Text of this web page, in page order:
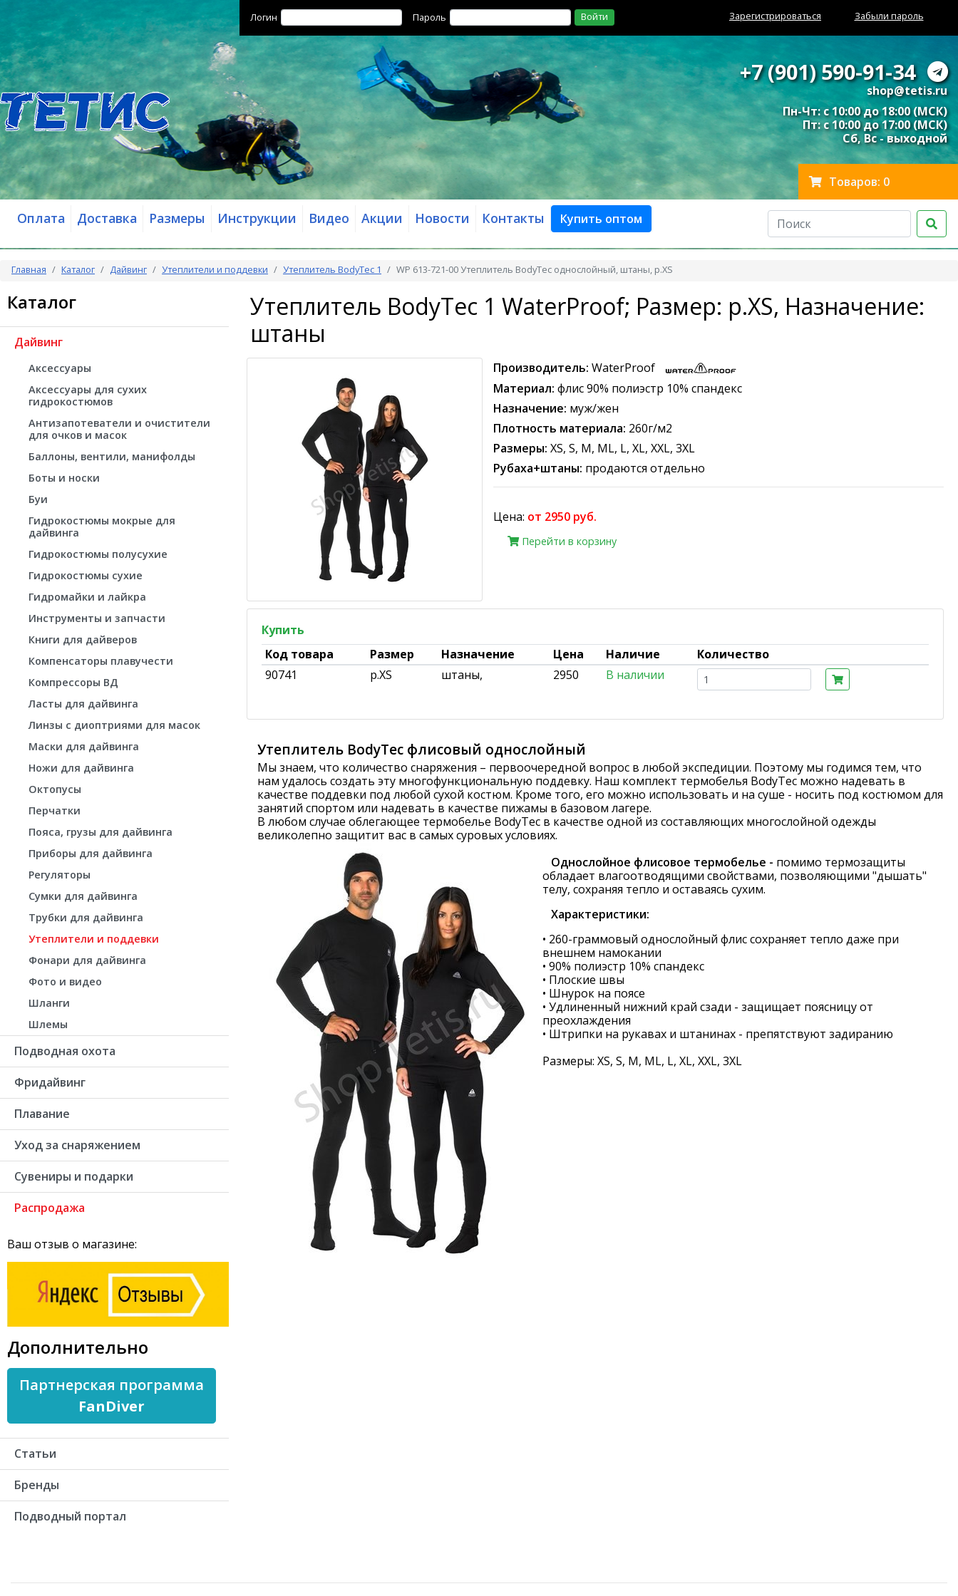
Логин Пароль Войти Зарегистрироваться Забыли пароль
+7 (901) 590-91-34
shop@tetis.ru
Пн-Чт: с 10:00 до 18:00 (МСК)
Пт: с 10:00 до 17:00 (МСК)
Сб, Вс - выходной
Товаров: 0
Оплата Доставка Размеры Инструкции Видео Акции Новости Контакты Купить оптом
Главная Каталог Дайвинг Утеплители и поддевки Утеплитель BodyTec 1 WP 613-721-00 Утеплитель BodyTec однослойный, штаны, р.XS
Каталог
Дайвинг
Аксессуары
Аксессуары для сухих
гидрокостюмов
Антизапотеватели и очистители
для очков и масок
Баллоны, вентили, манифолды
Боты и носки
Буи
Гидрокостюмы мокрые для
дайвинга
Гидрокостюмы полусухие
Гидрокостюмы сухие
Гидромайки и лайкра
Инструменты и запчасти
Книги для дайверов
Компенсаторы плавучести
Компрессоры ВД
Ласты для дайвинга
Линзы с диоптриями для масок
Маски для дайвинга
Ножи для дайвинга
Октопусы
Перчатки
Пояса, грузы для дайвинга
Приборы для дайвинга
Регуляторы
Сумки для дайвинга
Трубки для дайвинга
Утеплители и поддевки
Фонари для дайвинга
Фото и видео
Шланги
Шлемы
Подводная охота
Фридайвинг
Плавание
Уход за снаряжением
Сувениры и подарки
Распродажа
Ваш отзыв о магазине:
Дополнительно
Партнерская программа
FanDiver
Статьи
Бренды
Подводный портал
Утеплитель BodyTec 1 WaterProof; Размер: р.XS, Назначение:
штаны
Производитель: WaterProof
Материал: флис 90% полиэстр 10% спандекс
Назначение: муж/жен
Плотность материала: 260г/м2
Размеры: XS, S, M, ML, L, XL, XXL, 3XL
Рубаха+штаны: продаются отдельно
Цена: от 2950 руб.
Перейти в корзину
Купить
Код товара
Размер Назначение Цена Наличие
Количество
90741
р.XS штаны, 2950 В наличии
Утеплитель BodyTec флисовый однослойный
Мы знаем, что количество снаряжения – первоочередной вопрос в любой экспедиции. Поэтому мы годимся тем, что
нам удалось создать эту многофункциональную поддевку. Наш комплект термобелья BodyTec можно надевать в
качестве поддевки под любой сухой костюм. Кроме того, его можно использовать и на суше - носить под костюмом для
занятий спортом или надевать в качестве пижамы в базовом лагере.
В любом случае облегающее термобелье BodyTec в качестве одной из составляющих многослойной одежды
великолепно защитит вас в самых суровых условиях.
Однослойное флисовое термобелье - помимо термозащиты
обладает влагоотводящими свойствами, позволяющими "дышать"
телу, сохраняя тепло и оставаясь сухим.
Характеристики:
• 260-граммовый однослойный флис сохраняет тепло даже при
внешнем намокании
• 90% полиэстр 10% спандекс
• Плоские швы
• Шнурок на поясе
• Удлиненный нижний край сзади - защищает поясницу от
преохлаждения
• Штрипки на рукавах и штанинах - препятствуют задиранию
Размеры: XS, S, M, ML, L, XL, XXL, 3XL